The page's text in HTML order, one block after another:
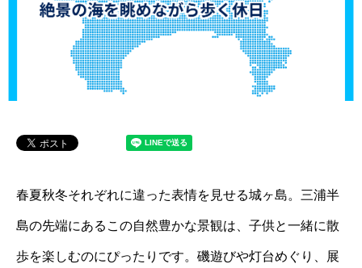
春夏秋冬それぞれに違った表情を見せる城ヶ島。三浦半
島の先端にあるこの自然豊かな景観は、子供と一緒に散
歩を楽しむのにぴったりです。磯遊びや灯台めぐり、展